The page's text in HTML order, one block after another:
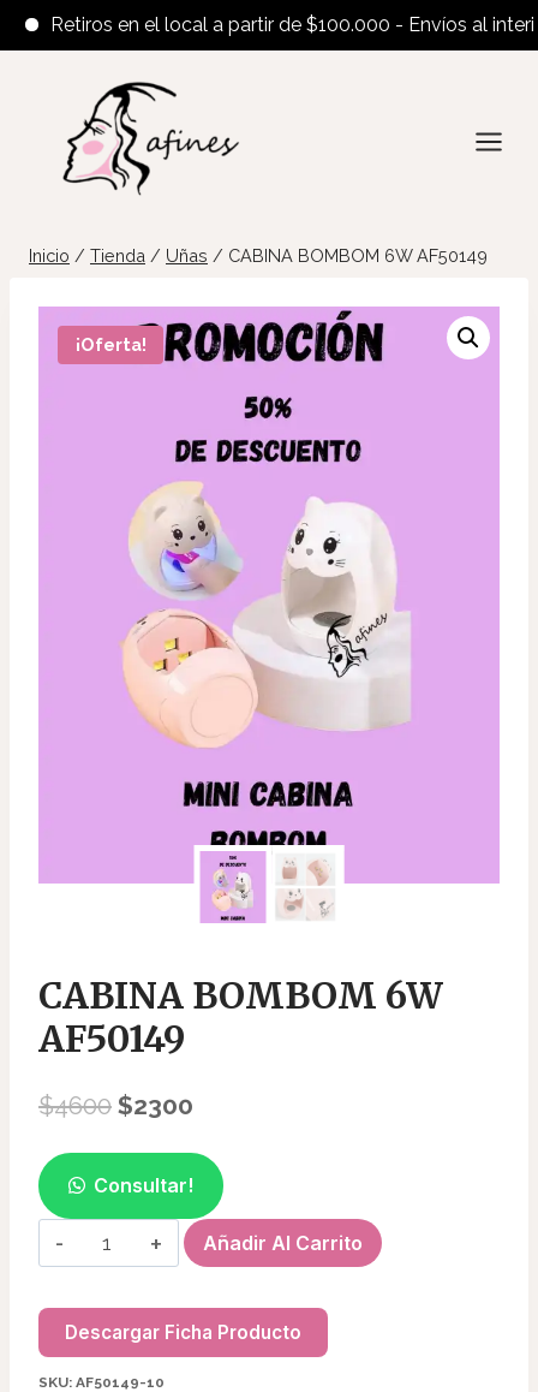
Retiros en el local a partir de $100.000 - Envíos al interior
contenido
Inicio / Tienda / Uñas / CABINA BOMBOM 6W AF50149
¡Oferta!
CABINA BOMBOM 6W
AF50149
$4600 El
precio
original
era:
$4600.
$2300
precio
actual
es:
$2300.
Consultar!
CABINA
BOMBOM
AF50149
cantidad
Añadir Al Carrito
Descargar Ficha Producto
SKU: AF50149-10